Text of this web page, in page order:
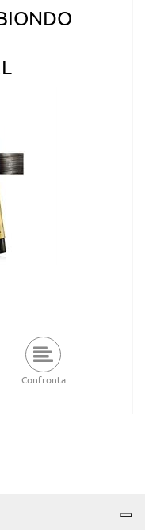
Confronta